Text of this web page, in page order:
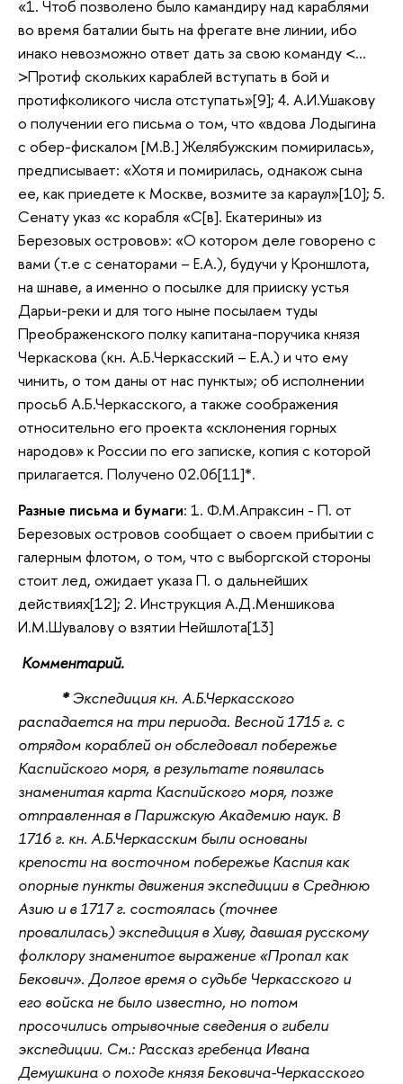
«1. Чтоб позволено было камандиру над караблями
во время баталии быть на фрегате вне линии, ибо
инако невозможно ответ дать за свою команду <…
>Протиф скольких караблей вступать в бой и
протифколикого числа отступать»[9]; 4. А.И.Ушакову
о получении его письма о том, что «вдова Лодыгина
с обер-фискалом [М.В.] Желябужским помирилась»,
предписывает: «Хотя и помирилась, однакож сына
ее, как приедете к Москве, возмите за караул»[10]; 5.
Сенату указ «с корабля «С[в]. Екатерины» из
Березовых островов»: «О котором деле говорено с
вами (т.е с сенаторами – Е.А.), будучи у Кроншлота,
на шнаве, а именно о посылке для прииску устья
Дарьи-реки и для того ныне посылаем туды
Преображенского полку капитана-поручика князя
Черкаскова (кн. А.Б.Черкасский – Е.А.) и что ему
чинить, о том даны от нас пункты»; об исполнении
просьб А.Б.Черкасского, а также соображения
относительно его проекта «склонения горных
народов» к России по его записке, копия с которой
прилагается. Получено 02.06[11]*.
Разные письма и бумаги: 1. Ф.М.Апраксин - П. от
Березовых островов сообщает о своем прибытии с
галерным флотом, о том, что с выборгской стороны
стоит лед, ожидает указа П. о дальнейших
действиях[12]; 2. Инструкция А.Д.Меншикова
И.М.Шувалову о взятии Нейшлота[13]
Комментарий.
* Экспедиция кн. А.Б.Черкасского
распадается на три периода. Весной 1715 г. с
отрядом кораблей он обследовал побережье
Каспийского моря, в результате появилась
знаменитая карта Каспийского моря, позже
отправленная в Парижскую Академию наук. В
1716 г. кн. А.Б.Черкасским были основаны
крепости на восточном побережье Каспия как
опорные пункты движения экспедиции в Среднюю
Азию и в 1717 г. состоялась (точнее
провалилась) экспедиция в Хиву, давшая русскому
фолклору знаменитое выражение «Пропал как
Бекович». Долгое время о судьбе Черкасского и
его войска не было известно, но потом
просочились отрывочные сведения о гибели
экспедиции. См.: Рассказ гребенца Ивана
Демушкина о походе князя Бековича-Черкасского